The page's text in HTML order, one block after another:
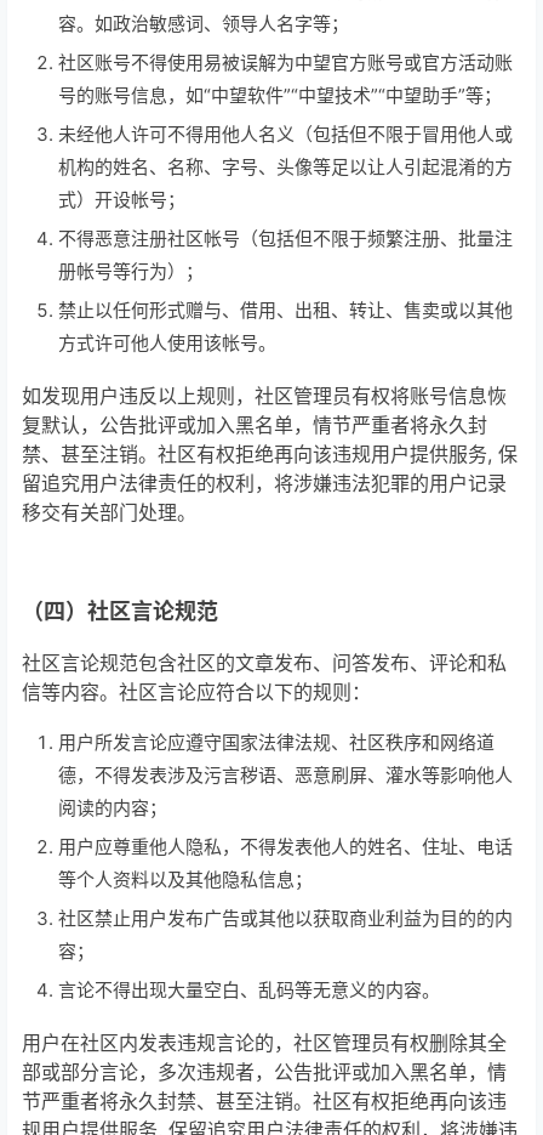
容。如政治敏感词、领导人名字等；
社区账号不得使用易被误解为中望官方账号或官方活动账
号的账号信息，如“中望软件”“中望技术”“中望助手”等；
未经他人许可不得用他人名义（包括但不限于冒用他人或
机构的姓名、名称、字号、头像等足以让人引起混淆的方
式）开设帐号；
不得恶意注册社区帐号（包括但不限于频繁注册、批量注
册帐号等行为）；
禁止以任何形式赠与、借用、出租、转让、售卖或以其他
方式许可他人使用该帐号。
如发现用户违反以上规则， 社区管理员有权将账号信息恢
复默认，公告批评或加入黑名单，情节严重者将永久封
禁、甚至注销。社区有权拒绝再向该违规用户提供服务, 保
留追究用户法律责任的权利，将涉嫌违法犯罪的用户记录
移交有关部门处理。
（四）社区言论规范
社区言论规范包含社区的文章发布、问答发布、评论和私
信等内容。社区言论应符合以下的规则：
用户所发言论应遵守国家法律法规、社区秩序和网络道
德，不得发表涉及污言秽语、恶意刷屏、灌水等影响他人
阅读的内容；
用户应尊重他人隐私，不得发表他人的姓名、住址、电话
等个人资料以及其他隐私信息；
社区禁止用户发布广告或其他以获取商业利益为目的的内
容；
言论不得出现大量空白、乱码等无意义的内容。
用户在社区内发表违规言论的， 社区管理员有权删除其全
部或部分言论，多次违规者，公告批评或加入黑名单，情
节严重者将永久封禁、甚至注销。社区有权拒绝再向该违
规用户提供服务, 保留追究用户法律责任的权利，将涉嫌违